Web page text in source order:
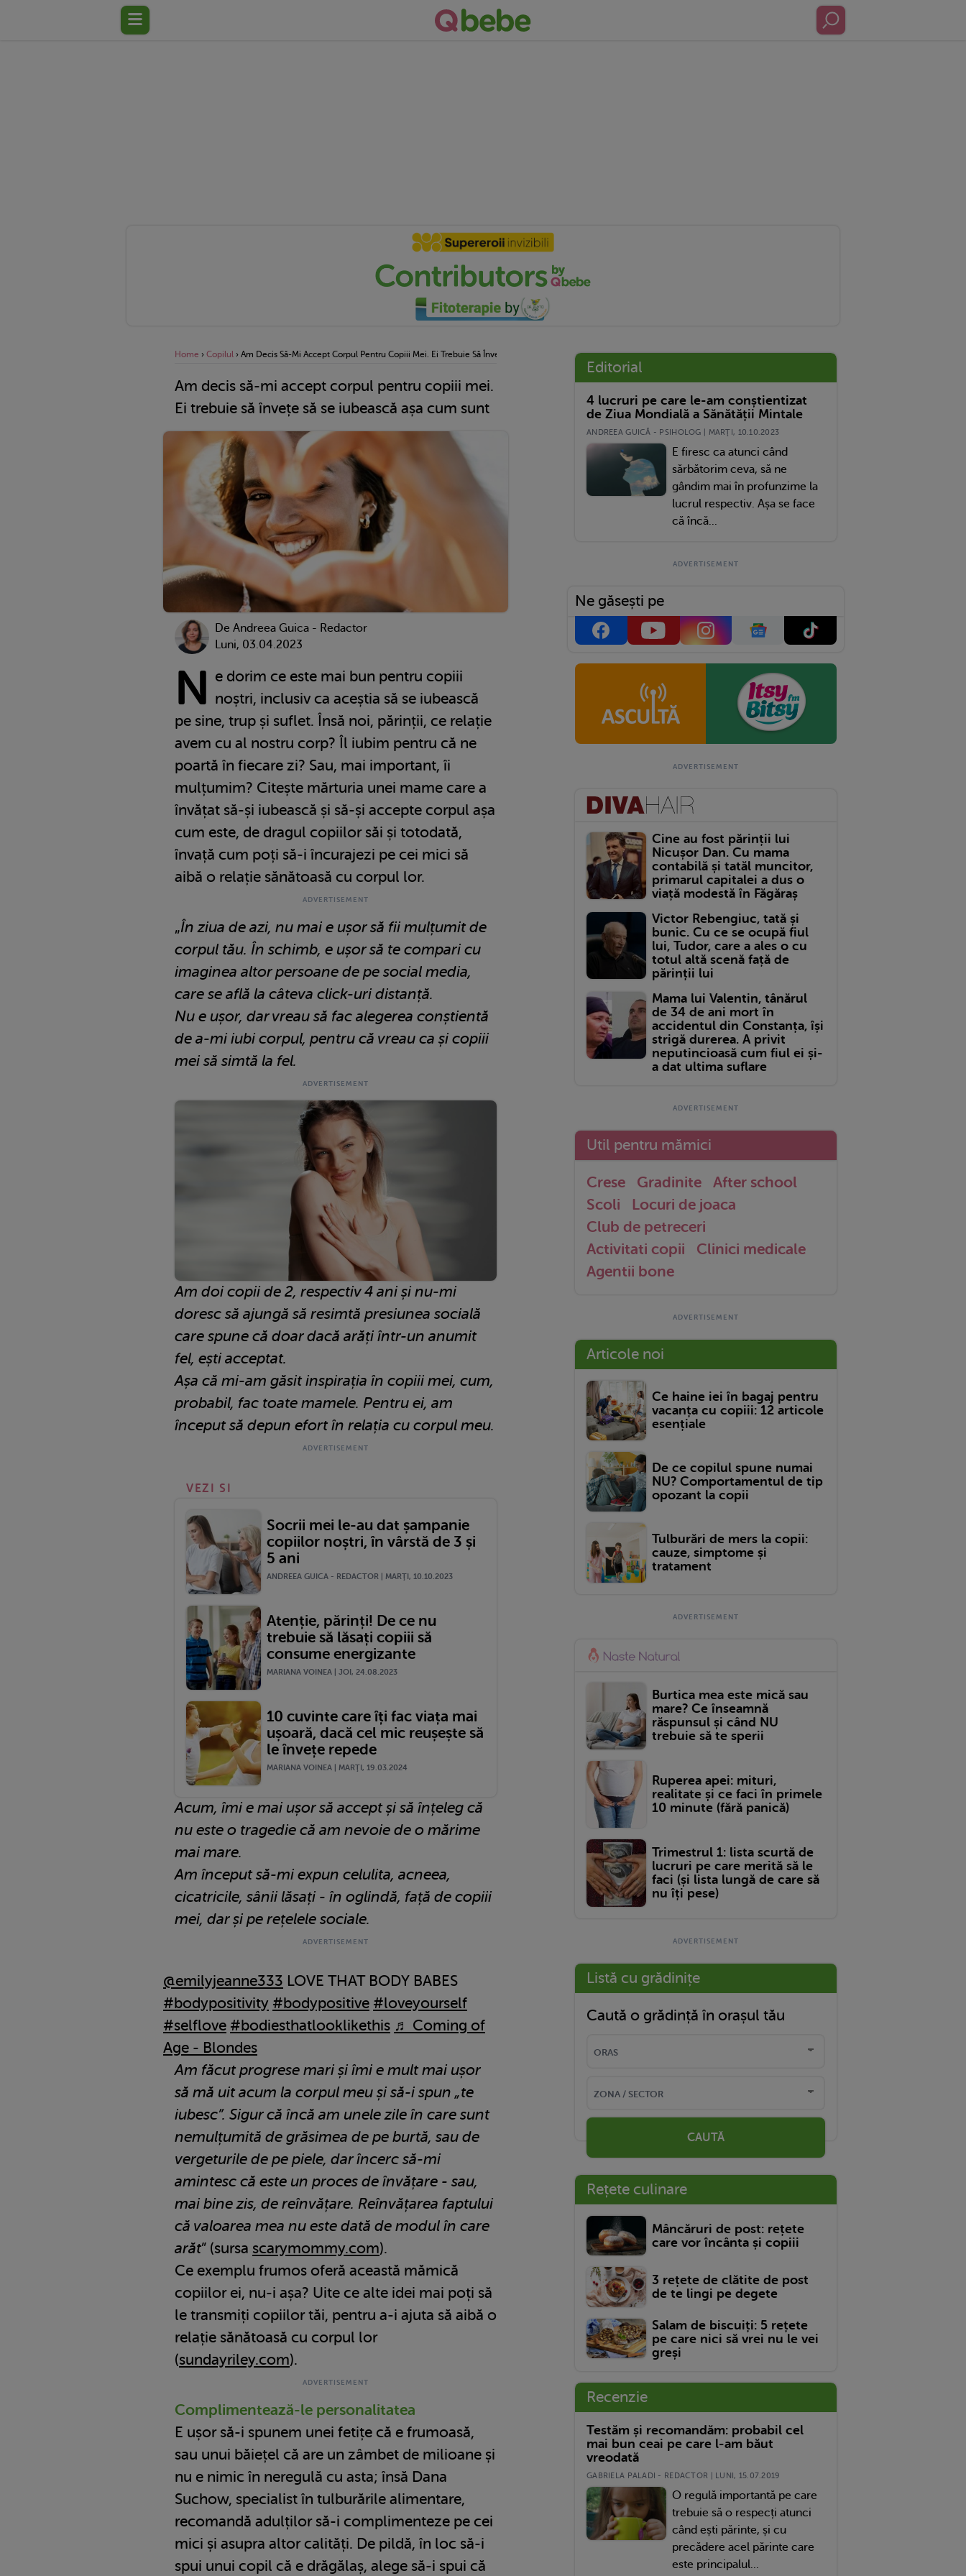
Home › Copilul › Am Decis Să-Mi Accept Corpul Pentru Copiii Mei. Ei Trebuie Să Învețe Să Se Iubească Așa Cum Sunt
Am decis să-mi accept corpul pentru copiii mei.
Ei trebuie să învețe să se iubească așa cum sunt
De Andreea Guica - Redactor
Luni, 03.04.2023
N e dorim ce este mai bun pentru copiii
noștri, inclusiv ca aceștia să se iubească
pe sine, trup și suflet. Însă noi, părinții, ce relație
avem cu al nostru corp? Îl iubim pentru că ne
poartă în fiecare zi? Sau, mai important, îi
mulțumim? Citește mărturia unei mame care a
învățat să-și iubească și să-și accepte corpul așa
cum este, de dragul copiilor săi și totodată,
învață cum poți să-i încurajezi pe cei mici să
aibă o relație sănătoasă cu corpul lor.
„În ziua de azi, nu mai e ușor să fii mulțumit de
corpul tău. În schimb, e ușor să te compari cu
imaginea altor persoane de pe social media,
care se află la câteva click-uri distanță.
Nu e ușor, dar vreau să fac alegerea conștientă
de a-mi iubi corpul, pentru că vreau ca și copiii
mei să simtă la fel.
Am doi copii de 2, respectiv 4 ani și nu-mi
doresc să ajungă să resimtă presiunea socială
care spune că doar dacă arăți într-un anumit
fel, ești acceptat.
Așa că mi-am găsit inspirația în copiii mei, cum,
probabil, fac toate mamele. Pentru ei, am
început să depun efort în relația cu corpul meu.
VEZI SI
Socrii mei le-au dat șampanie
copiilor noștri, în vârstă de 3 și
5 ani
ANDREEA GUICA - REDACTOR | MARŢI, 10.10.2023
Atenție, părinți! De ce nu
trebuie să lăsați copiii să
consume energizante
MARIANA VOINEA | JOI, 24.08.2023
10 cuvinte care îți fac viața mai
ușoară, dacă cel mic reușește să
le învețe repede
MARIANA VOINEA | MARŢI, 19.03.2024
Acum, îmi e mai ușor să accept și să înțeleg că
nu este o tragedie că am nevoie de o mărime
mai mare.
Am început să-mi expun celulita, acneea,
cicatricile, sânii lăsați - în oglindă, față de copiii
mei, dar și pe rețelele sociale.
@emilyjeanne333 LOVE THAT BODY BABES
#bodypositivity #bodypositive #loveyourself
#selflove #bodiesthatlooklikethis ♬ Coming of
Age - Blondes
Am făcut progrese mari și îmi e mult mai ușor
să mă uit acum la corpul meu și să-i spun „te
iubesc”. Sigur că încă am unele zile în care sunt
nemulțumită de grăsimea de pe burtă, sau de
vergeturile de pe piele, dar încerc să-mi
amintesc că este un proces de învățare - sau,
mai bine zis, de reînvățare. Reînvățarea faptului
că valoarea mea nu este dată de modul în care
arăt” (sursa scarymommy.com).
Ce exemplu frumos oferă această mămică
copiilor ei, nu-i așa? Uite ce alte idei mai poți să
le transmiți copiilor tăi, pentru a-i ajuta să aibă o
relație sănătoasă cu corpul lor
(sundayriley.com).
Complimentează-le personalitatea
E ușor să-i spunem unei fetițe că e frumoasă,
sau unui băiețel că are un zâmbet de milioane și
nu e nimic în neregulă cu asta; însă Dana
Suchow, specialist în tulburările alimentare,
recomandă adulților să-i complimenteze pe cei
mici și asupra altor calități. De pildă, în loc să-i
spui unui copil că e drăgălaș, alege să-i spui că
Editorial
4 lucruri pe care le-am conștientizat
de Ziua Mondială a Sănătății Mintale
ANDREEA GUICĂ - PSIHOLOG | MARŢI, 10.10.2023
E firesc ca atunci când
sărbătorim ceva, să ne
gândim mai în profunzime la
lucrul respectiv. Așa se face
că încă...
Ne găsești pe
Cine au fost părinții lui
Nicușor Dan. Cu mama
contabilă și tatăl muncitor,
primarul capitalei a dus o
viață modestă în Făgăraș
Victor Rebengiuc, tată și
bunic. Cu ce se ocupă fiul
lui, Tudor, care a ales o cu
totul altă scenă față de
părinții lui
Mama lui Valentin, tânărul
de 34 de ani mort în
accidentul din Constanța, își
strigă durerea. A privit
neputincioasă cum fiul ei și-
a dat ultima suflare
Util pentru mămici
Crese Gradinite
After school
Scoli
Locuri de joaca
Club de petreceri
Activitati copii
Clinici medicale
Agentii bone
Articole noi
Ce haine iei în bagaj pentru
vacanța cu copiii: 12 articole
esențiale
De ce copilul spune numai
NU? Comportamentul de tip
opozant la copii
Tulburări de mers la copii:
cauze, simptome și
tratament
Burtica mea este mică sau
mare? Ce înseamnă
răspunsul și când NU
trebuie să te sperii
Ruperea apei: mituri,
realitate și ce faci în primele
10 minute (fără panică)
Trimestrul 1: lista scurtă de
lucruri pe care merită să le
faci (și lista lungă de care să
nu îți pese)
Listă cu grădinițe
Caută o grădință în orașul tău
CAUTĂ
Rețete culinare
Mâncăruri de post: rețete
care vor încânta și copiii
3 rețete de clătite de post
de te lingi pe degete
Salam de biscuiți: 5 rețete
pe care nici să vrei nu le vei
greși
Recenzie
Testăm și recomandăm: probabil cel
mai bun ceai pe care l-am băut
vreodată
GABRIELA PALADI - REDACTOR | LUNI, 15.07.2019
O regulă importantă pe care
trebuie să o respecți atunci
când ești părinte, și cu
precădere acel părinte care
este principalul...